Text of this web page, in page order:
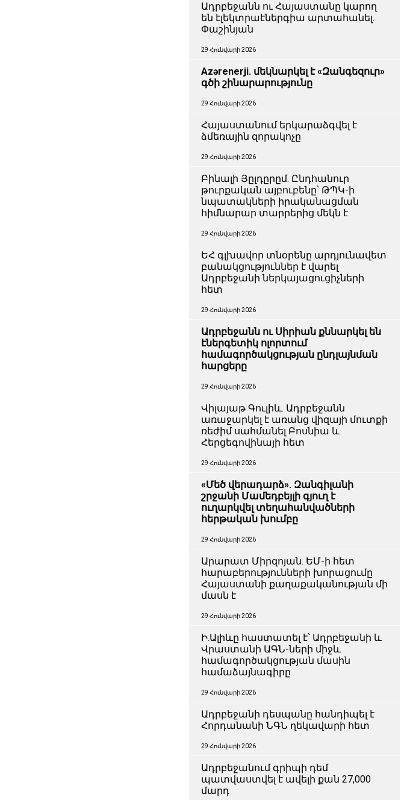
Ադրբեջանն ու Հայաստանը կարող
են էլեկտրաէներգիա արտահանել.
Փաշինյան
29 Հունվարի 2026
Azərenerji. մեկնարկել է «Զանգեզուր»
գծի շինարարությունը
29 Հունվարի 2026
Հայաստանում երկարաձգվել է
ձմեռային զորակոչը
29 Հունվարի 2026
Բինալի Յըլդըրըմ. Ընդհանուր
թուրքական այբուբենը՝ ԹՊԿ-ի
նպատակների իրականացման
հիմնարար տարրերից մեկն է
29 Հունվարի 2026
ԵՀ գլխավոր տնօրենը արդյունավետ
բանակցություններ է վարել
Ադրբեջանի ներկայացուցիչների
հետ
29 Հունվարի 2026
Ադրբեջանն ու Սիրիան քննարկել են
էներգետիկ ոլորտում
համագործակցության ընդլայնման
հարցերը
29 Հունվարի 2026
Վիլայաթ Գուլիև. Ադրբեջանն
առաջարկել է առանց վիզայի մուտքի
ռեժիմ սահմանել Բոսնիա և
Հերցեգովինայի հետ
29 Հունվարի 2026
«Մեծ վերադարձ». Զանգիլանի
շրջանի Մամեդբեյլի գյուղ է
ուղարկվել տեղահանվածների
հերթական խումբը
29 Հունվարի 2026
Արարատ Միրզոյան. ԵՄ-ի հետ
հարաբերությունների խորացումը
Հայաստանի քաղաքականության մի
մասն է
29 Հունվարի 2026
Ի.Ալիևը հաստատել է՝ Ադրբեջանի և
Վրաստանի ԱԳՆ-ների միջև
համագործակցության մասին
համաձայնագիրը
29 Հունվարի 2026
Ադրբեջանի դեսպանը հանդիպել է
Հորդանանի ՆԳՆ ղեկավարի հետ
29 Հունվարի 2026
Ադրբեջանում գրիպի դեմ
պատվաստվել է ավելի քան 27,000
մարդ